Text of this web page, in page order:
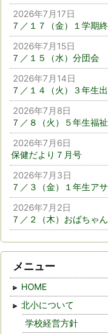
2026年7月17日
７／１７（金）１学期
2026年7月15日
７／１５（水）分団会
2026年7月14日
７／１４（火）３年生
2026年7月8日
７／８（火）５年生福
2026年7月6日
保健だより７月号
2026年7月3日
７／３（金）１年生ア
2026年7月2日
７／２（木）おばちゃ
メニュー
HOME
北小について
学校経営方針